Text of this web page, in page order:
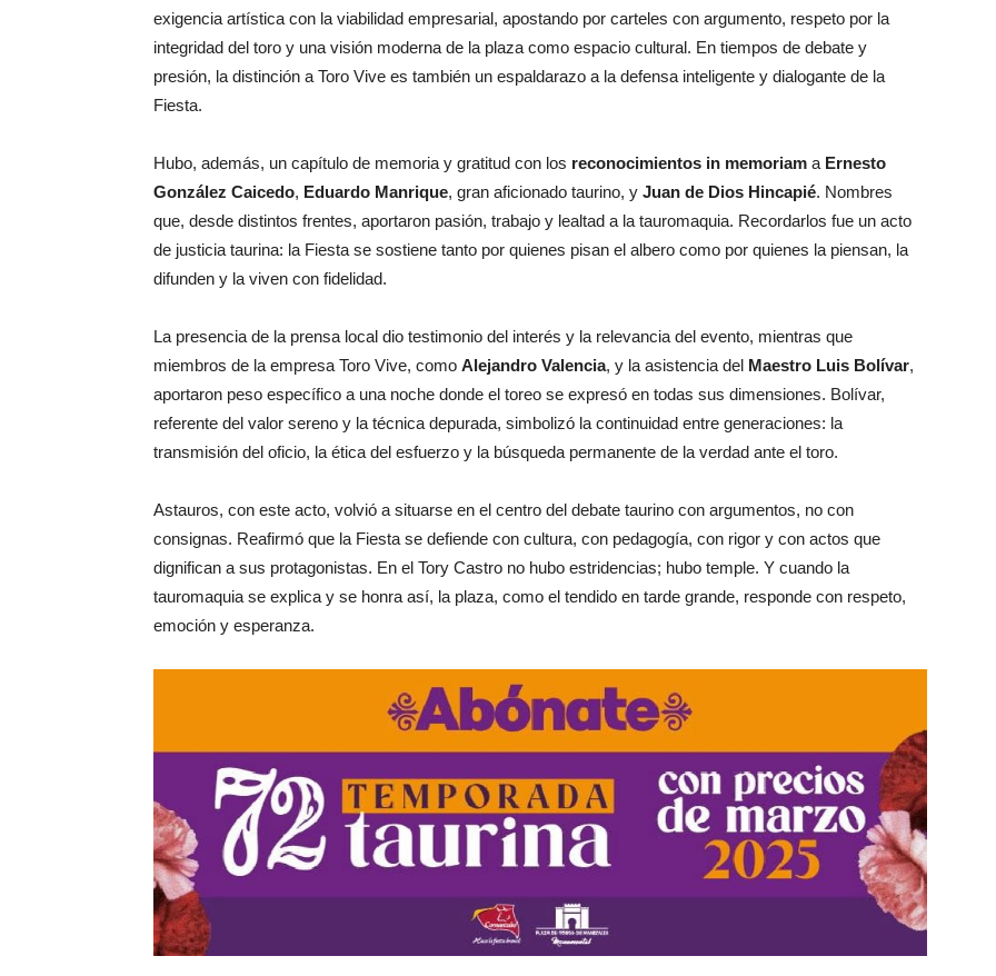
exigencia artística con la viabilidad empresarial, apostando por carteles con argumento, respeto por la
integridad del toro y una visión moderna de la plaza como espacio cultural. En tiempos de debate y
presión, la distinción a Toro Vive es también un espaldarazo a la defensa inteligente y dialogante de la
Fiesta.
Hubo, además, un capítulo de memoria y gratitud con los reconocimientos in memoriam a Ernesto
González Caicedo, Eduardo Manrique, gran aficionado taurino, y Juan de Dios Hincapié. Nombres
que, desde distintos frentes, aportaron pasión, trabajo y lealtad a la tauromaquia. Recordarlos fue un acto
de justicia taurina: la Fiesta se sostiene tanto por quienes pisan el albero como por quienes la piensan, la
difunden y la viven con fidelidad.
La presencia de la prensa local dio testimonio del interés y la relevancia del evento, mientras que
miembros de la empresa Toro Vive, como Alejandro Valencia, y la asistencia del Maestro Luis Bolívar,
aportaron peso específico a una noche donde el toreo se expresó en todas sus dimensiones. Bolívar,
referente del valor sereno y la técnica depurada, simbolizó la continuidad entre generaciones: la
transmisión del oficio, la ética del esfuerzo y la búsqueda permanente de la verdad ante el toro.
Astauros, con este acto, volvió a situarse en el centro del debate taurino con argumentos, no con
consignas. Reafirmó que la Fiesta se defiende con cultura, con pedagogía, con rigor y con actos que
dignifican a sus protagonistas. En el Tory Castro no hubo estridencias; hubo temple. Y cuando la
tauromaquia se explica y se honra así, la plaza, como el tendido en tarde grande, responde con respeto,
emoción y esperanza.